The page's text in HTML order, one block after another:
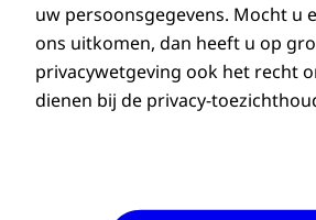
uw persoonsgegevens. Mocht u
ons uitkomen, dan heeft u op
privacywetgeving ook het recht
dienen bij de privacy-